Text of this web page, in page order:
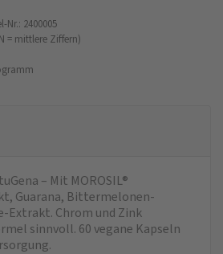
Nr.: 2400005
= mittlere Ziffern)
– Mit MOROSIL®
Guarana, Bittermelonen-
Extrakt. Chrom und Zink
sinnvoll. 60 vegane Kapseln